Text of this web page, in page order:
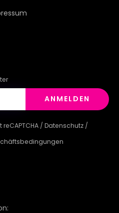
ANMELDEN
/ Datenschutz /